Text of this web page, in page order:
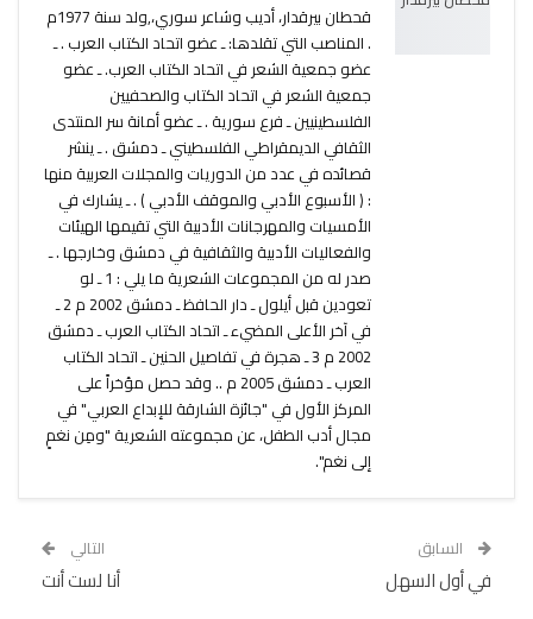
قحطان بيرقدار، أديب وشاعر سوري،,ولد سنة 1977م
. المناصب التي تقلدها: ـ عضو اتحاد الكتاب العرب . ـ
عضو جمعية الشعر في اتحاد الكتاب العرب. ـ عضو
جمعية الشعر في اتحاد الكتاب والصحفيين
الفلسطينيين ـ فرع سورية . ـ عضو أمانة سر المنتدى
الثقافي الديمقراطي الفلسطيني ـ دمشق . ـ ينشر
قصائده في عدد من الدوريات والمجلات العربية منها
: ( الأسبوع الأدبي والموقف الأدبي ) . ـ يشارك في
الأمسيات والمهرجانات الأدبية التي تقيمها الهيئات
والفعاليات الأدبية والثقافية في دمشق وخارجها . ـ
صدر له من المجموعات الشعرية ما يلي : 1 ـ لو
تعودين قبل أيلول ـ دار الحافظ ـ دمشق 2002 م 2 ـ
في آخر الأعلى المضيء ـ اتحاد الكتاب العرب ـ دمشق
2002 م 3 ـ هجرة في تفاصيل الحنين ـ اتحاد الكتاب
العرب ـ دمشق 2005 م .. وقد حصل مؤخراً على
المركز الأول في "جائزة الشارقة للإبداع العربي" في
مجال أدب الطفل، عن مجموعته الشعرية "ومِن نغمٍ
إلى نغم".
السابق
في أول السهل
التالي
أنا لست أنت